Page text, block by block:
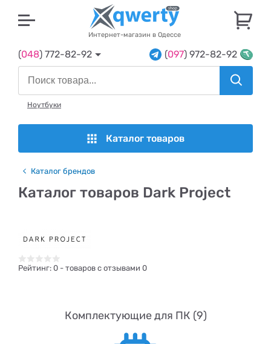
Интернет-магазин в Одессе
(048) 772-82-92 (097) 972-82-92
Ноутбуки
Каталог товаров
Каталог брендов
Каталог товаров Dark Project
Рейтинг: 0 - товаров с отзывами 0
Комплектующие для ПК (9)